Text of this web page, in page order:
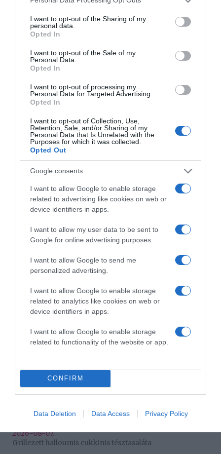
not limited to your visit or usage behaviour. You may click to
grant or deny consent to Google and its third-party tags to
use your data for below specified purposes in below Google
consent section.
I want to opt-out of the Sharing of my
personal data.
Opted In
I want to opt-out of the Sale of my
Personal Data.
Opted In
I want to opt-out of processing my
Personal Data for Targeted Advertising.
Opted In
I want to opt-out of Collection, Use,
Retention, Sale, and/or Sharing of my
Personal Data that Is Unrelated with the
Purposes for which it was collected.
Opted Out
Google consents
I want to allow Google to enable storage
related to advertising like cookies on web or
device identifiers in apps.
I want to allow my user data to be sent to
Google for online advertising purposes.
I want to allow Google to send me
personalized advertising.
I want to allow Google to enable storage
related to analytics like cookies on web or
device identifiers in apps.
I want to allow Google to enable storage
related to functionality of the website or app.
CONFIRM
Data Deletion Data Access Privacy Policy
paradicsomokat félbe, majd szeletekre vágjuk, a hagymát
megtiszítjuk és vékony cikkekre vágjuk. Egy tálba
tesszük mindkettőt, sózzuk, borsozzuk, meglocsoljuk 2
evőkanál olívaolajjal, hozzáadjuk az oregánót és a zúzott
fokhagymát, és egy kanállal óvatosan összeforgatjuk.
sütőpapírral fedett tepsire rakosgatjuk. Mindegyikre
teszünk a paradicsomos keverékből, majd egyenletesen
rácsípkedjük a mozzarellát, és betoljuk a forró sütőbe kb.
20-25 percre, amíg szép aranypirosra és ropogósra sül.
3. A sütőből kivéve azonnal tálalhatjuk friss
bazsalikomlevelekkel megszórva, ízlés és alkalom
Forrás: Cookta
Megosztás: Facebook Twitter
Címkék: recept,leveles tészta ,minipite
HASONLÓ BEJEGYZÉSEK
2026-08-07.
Grillezett halloumis cukkinis tésztasaláta